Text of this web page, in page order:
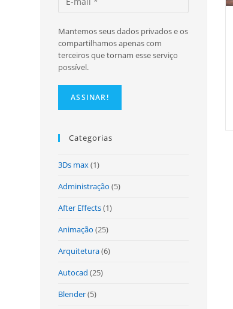
Mantemos seus dados privados e os
compartilhamos apenas com
terceiros que tornam esse serviço
possível.
Categorias
3Ds max(1)
Administração (5)
After Effects(1)
Animação (25)
Arquitetura(6)
Autocad (25)
Blender(5)